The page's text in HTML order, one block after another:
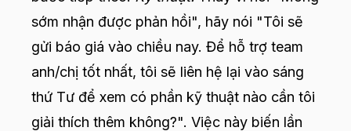
sớm nhận được phản hồi", hãy nói "Tôi sẽ
gửi báo giá vào chiều nay. Để hỗ trợ team
anh/chị tốt nhất, tôi sẽ liên hệ lại vào sáng
thứ Tư để xem có phần kỹ thuật nào cần tôi
giải thích thêm không?". Việc này biến lần